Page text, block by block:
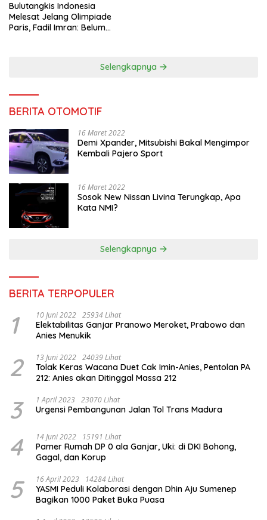
Bulutangkis Indonesia
Melesat Jelang Olimpiade
Paris, Fadil Imran: Belum
Selengkapnya
BERITA OTOMOTIF
16 Maret 2022
Demi Xpander, Mitsubishi Bakal Mengimpor
Kembali Pajero Sport
16 Maret 2022
Sosok New Nissan Livina Terungkap, Apa
Kata NMI?
Selengkapnya
BERITA TERPOPULER
1 10 Juni 2022 25934 Lihat
Elektabilitas Ganjar Pranowo Meroket, Prabowo dan
Anies Menukik
2 13 Juni 2022 24039 Lihat
Tolak Keras Wacana Duet Cak Imin-Anies, Pentolan PA
212: Anies akan Ditinggal Massa 212
3 1 April 2023 23070 Lihat
Urgensi Pembangunan Jalan Tol Trans Madura
4 14 Juni 2022 15191 Lihat
Pamer Rumah DP 0 ala Ganjar, Uki: di DKI Bohong,
Gagal, dan Korup
5 16 April 2023 14284 Lihat
YASMI Peduli Kolaborasi dengan Dhin Aju Sumenep
Bagikan 1000 Paket Buka Puasa